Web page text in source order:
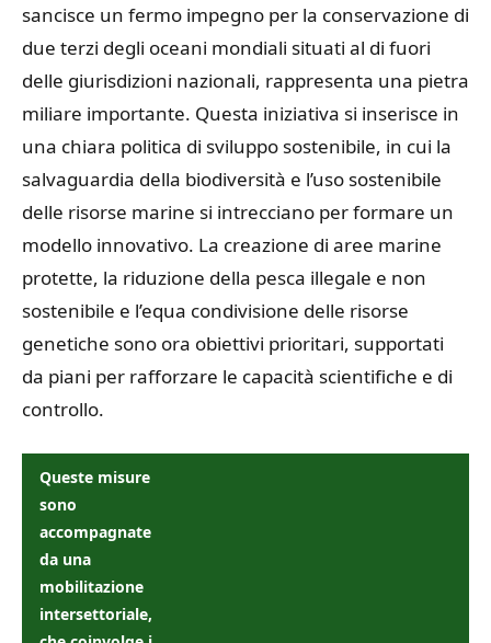
sancisce un fermo impegno per la conservazione di
due terzi degli oceani mondiali situati al di fuori
delle giurisdizioni nazionali, rappresenta una pietra
miliare importante. Questa iniziativa si inserisce in
una chiara politica di sviluppo sostenibile, in cui la
salvaguardia della biodiversità e l’uso sostenibile
delle risorse marine si intrecciano per formare un
modello innovativo. La creazione di aree marine
protette, la riduzione della pesca illegale e non
sostenibile e l’equa condivisione delle risorse
genetiche sono ora obiettivi prioritari, supportati
da piani per rafforzare le capacità scientifiche e di
controllo.
Queste misure
sono
accompagnate
da una
mobilitazione
intersettoriale,